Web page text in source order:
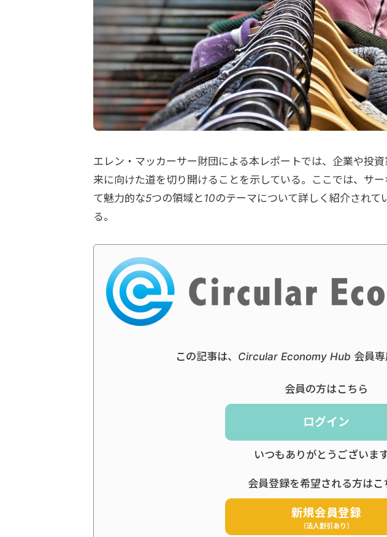
エレン・マッカーサー財団による本レポートでは、企業や投
来に向けた道を切り開けることを示している。ここでは、サ
て魅力的な5つの領域と10のテーマについて詳しく紹介されて
る。
この記事は、Circular Economy Hub 会員専
会員の方はこちら
ログイン
いつもありがとうございます
会員登録を希望される方はこ
新規会員登録
（法人割引あり）